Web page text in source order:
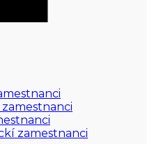
zamestnanci